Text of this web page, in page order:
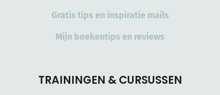
Gratis tips en inspiratie mails
Mijn boekentips en reviews
TRAININGEN & CURSUSSEN